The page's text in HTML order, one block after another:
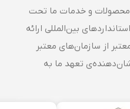
و خدمات ما تحت
بین‌المللی ارائه
از سازمان‌های معتبر
تعهد ما به